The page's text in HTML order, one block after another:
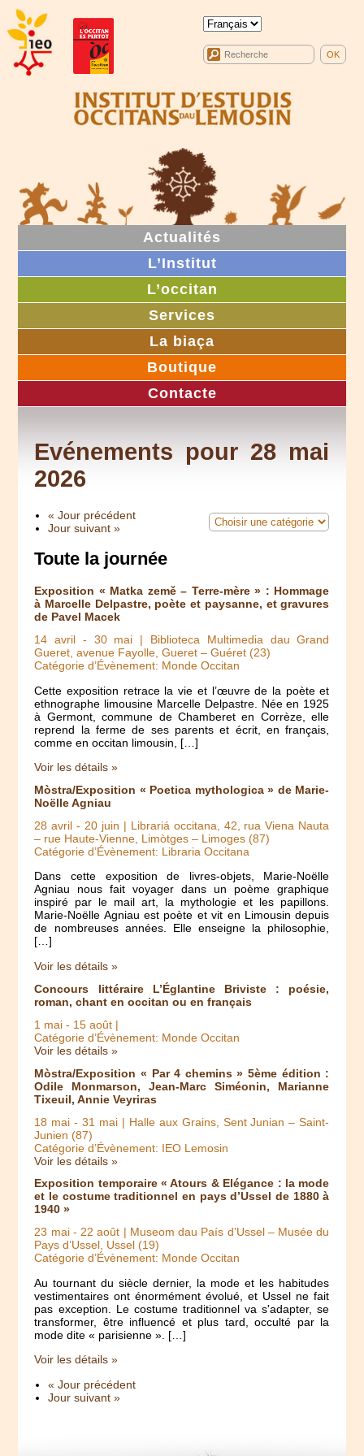
Actualités
L’Institut
L’occitan
Services
La biaça
Boutique
Contacte
Evénements pour 28 mai
2026
« Jour précédent
Jour suivant »
Toute la journée
Exposition « Matka země – Terre-mère » : Hommage
à Marcelle Delpastre, poète et paysanne, et gravures
de Pavel Macek
14 avril - 30 mai | Biblioteca Multimedia dau Grand
Gueret, avenue Fayolle, Gueret – Guéret (23)
Catégorie d’Évènement: Monde Occitan
Cette exposition retrace la vie et l’œuvre de la poète et
ethnographe limousine Marcelle Delpastre. Née en 1925
à Germont, commune de Chamberet en Corrèze, elle
reprend la ferme de ses parents et écrit, en français,
comme en occitan limousin, […]
Voir les détails »
Mòstra/Exposition « Poetica mythologica » de Marie-
Noëlle Agniau
28 avril - 20 juin | Librariá occitana, 42, rua Viena Nauta
– rue Haute-Vienne, Limòtges – Limoges (87)
Catégorie d’Évènement: Libraria Occitana
Dans cette exposition de livres-objets, Marie-Noëlle
Agniau nous fait voyager dans un poème graphique
inspiré par le mail art, la mythologie et les papillons.
Marie-Noëlle Agniau est poète et vit en Limousin depuis
de nombreuses années. Elle enseigne la philosophie,
[…]
Voir les détails »
Concours littéraire L’Églantine Briviste : poésie,
roman, chant en occitan ou en français
1 mai - 15 août |
Catégorie d’Évènement: Monde Occitan
Voir les détails »
Mòstra/Exposition « Par 4 chemins » 5ème édition :
Odile Monmarson, Jean-Marc Siméonin, Marianne
Tixeuil, Annie Veyriras
18 mai -31 mai | Halle aux Grains, Sent Junian – Saint-
Junien (87)
Catégorie d’Évènement: IEO Lemosin
Voir les détails »
Exposition temporaire « Atours & Elégance : la mode
et le costume traditionnel en pays d’Ussel de 1880 à
1940 »
23 mai-22 août | Museom dau País d’Ussel – Musée du
Pays d’Ussel, Ussel (19)
Catégorie d’Évènement: Monde Occitan
Au tournant du siècle dernier, la mode et les habitudes
vestimentaires ont énormément évolué, et Ussel ne fait
pas exception. Le costume traditionnel va s'adapter, se
transformer, être influencé et plus tard, occulté par la
mode dite « parisienne ». […]
Voir les détails »
« Jour précédent
Jour suivant »